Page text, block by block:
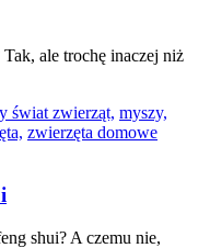
ale trochę inaczej niż
świat zwierząt, myszy,
zwierzęta domowe
shui? A czemu nie,